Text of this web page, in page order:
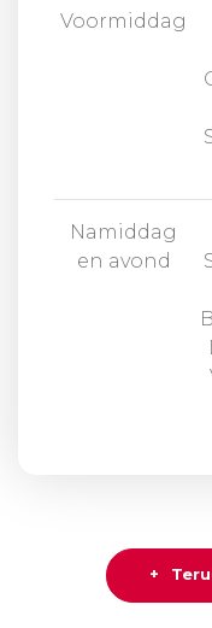
Voormiddag
Namiddag
en avond